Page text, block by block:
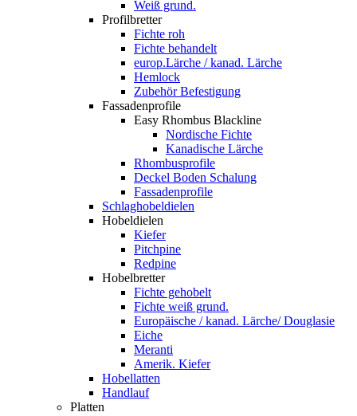
Weiß grund.
Profilbretter
Fichte roh
Fichte behandelt
europ.Lärche / kanad. Lärche
Hemlock
Zubehör Befestigung
Fassadenprofile
Easy Rhombus Blackline
Nordische Fichte
Kanadische Lärche
Rhombusprofile
Deckel Boden Schalung
Fassadenprofile
Schlaghobeldielen
Hobeldielen
Kiefer
Pitchpine
Redpine
Hobelbretter
Fichte gehobelt
Fichte weiß grund.
Europäische / kanad. Lärche/ Douglasie
Eiche
Meranti
Amerik. Kiefer
Hobellatten
Handlauf
Platten